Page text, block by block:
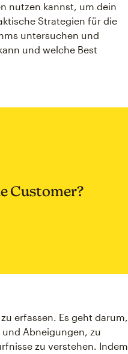
nutzen kannst, um dein
Strategien für die
untersuchen und
und welche Best
Customer?
erfassen. Es geht darum,
Abneigungen, zu
zu verstehen. Indem